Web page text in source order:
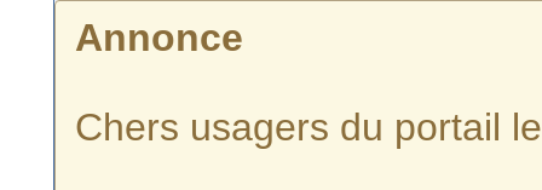
Annonce
Chers usagers du portail